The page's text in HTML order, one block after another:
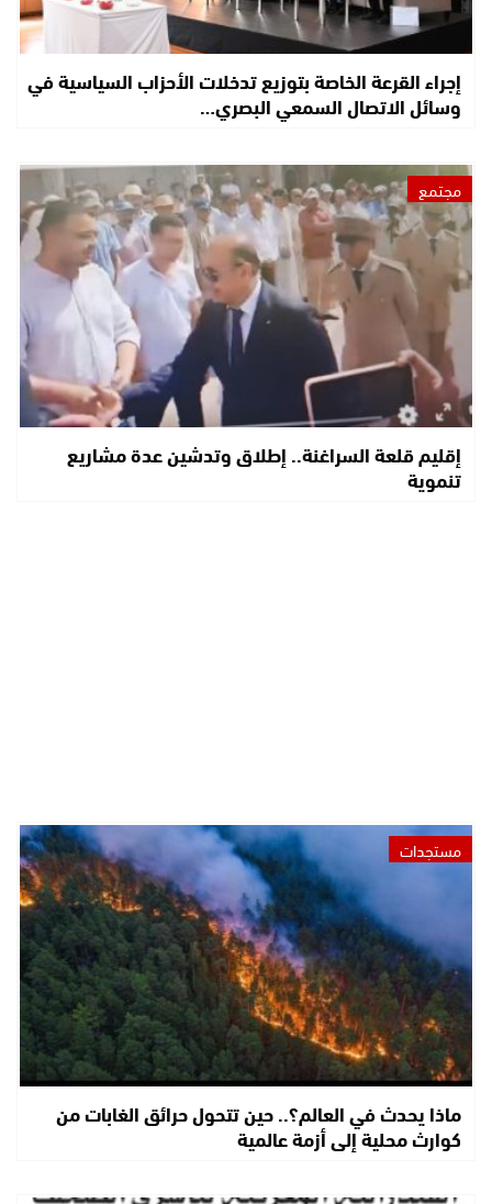
إجراء القرعة الخاصة بتوزيع تدخلات الأحزاب السياسية في
وسائل الاتصال السمعي البصري…
مجتمع
إقليم قلعة السراغنة.. إطلاق وتدشين عدة مشاريع
تنموية
مستجدات
ماذا يحدث في العالم؟.. حين تتحول حرائق الغابات من
كوارث محلية إلى أزمة عالمية